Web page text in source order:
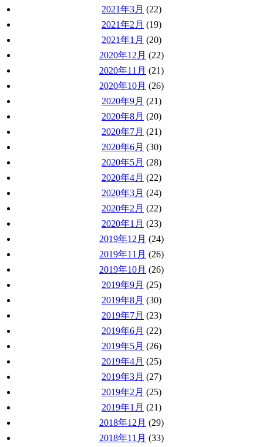
2021年3月 (22)
2021年2月 (19)
2021年1月 (20)
2020年12月 (22)
2020年11月 (21)
2020年10月 (26)
2020年9月 (21)
2020年8月 (20)
2020年7月 (21)
2020年6月 (30)
2020年5月 (28)
2020年4月 (22)
2020年3月 (24)
2020年2月 (22)
2020年1月 (23)
2019年12月 (24)
2019年11月 (26)
2019年10月 (26)
2019年9月 (25)
2019年8月 (30)
2019年7月 (23)
2019年6月 (22)
2019年5月 (26)
2019年4月 (25)
2019年3月 (27)
2019年2月 (25)
2019年1月 (21)
2018年12月 (29)
2018年11月 (33)